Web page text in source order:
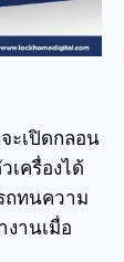
ะเปิดกลอน
ครื่องได้
ถทนความ
งานเมื่อ